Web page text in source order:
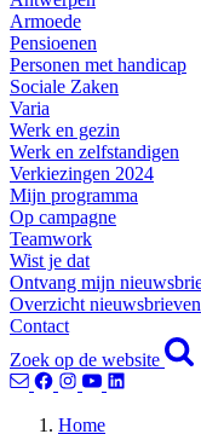
Armoede
Pensioenen
Personen met handicap
Sociale Zaken
Varia
Werk en gezin
Werk en zelfstandigen
Verkiezingen 2024
Mijn programma
Op campagne
Teamwork
Wist je dat
Ontvang mijn
Overzicht nieuwsbrieven
Contact
Zoek op de website
Home